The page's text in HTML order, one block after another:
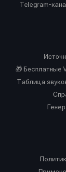
Telegram-
🎁 Бесплатные
Таблица